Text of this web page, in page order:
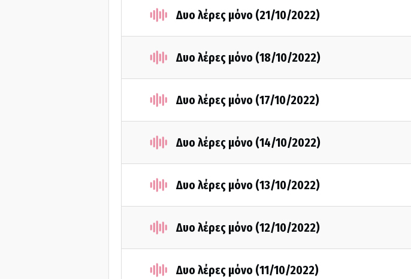
Δυο λέρες μόνο (21/10/2022)
Δυο λέρες μόνο (18/10/2022)
Δυο λέρες μόνο (17/10/2022)
Δυο λέρες μόνο (14/10/2022)
Δυο λέρες μόνο (13/10/2022)
Δυο λέρες μόνο (12/10/2022)
Δυο λέρες μόνο (11/10/2022)